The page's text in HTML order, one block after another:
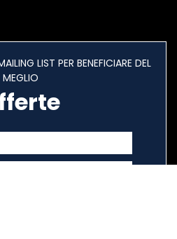
LIST PER BENEFICIARE DEL
MEGLIO